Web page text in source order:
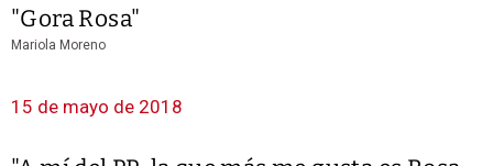
"Gora Rosa"
Mariola Moreno
15 de mayo de 2018